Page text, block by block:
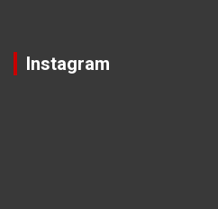
Instagram